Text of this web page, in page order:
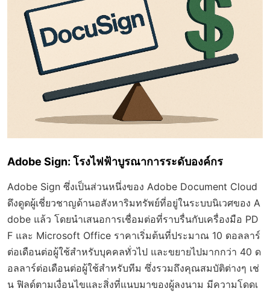
Adobe Sign: โรงไฟฟ้าบูรณาการระดับองค์กร
Adobe Sign ซึ่งเป็นส่วนหนึ่งของ Adobe Document Cloud
ดึงดูดผู้เชี่ยวชาญด้านอสังหาริมทรัพย์ที่อยู่ในระบบนิเวศของ A
dobe แล้ว โดยนำเสนอการเชื่อมต่อที่ราบรื่นกับเครื่องมือ PD
F และ Microsoft Office ราคาเริ่มต้นที่ประมาณ 10 ดอลลาร์
ต่อเดือนต่อผู้ใช้สำหรับบุคคลทั่วไป และขยายไปมากกว่า 40 ด
อลลาร์ต่อเดือนต่อผู้ใช้สำหรับทีม ซึ่งรวมถึงคุณสมบัติต่างๆ เช่
น ฟิลด์ตามเงื่อนไขและสิ่งที่แนบมาของผู้ลงนาม มีความโดดเ